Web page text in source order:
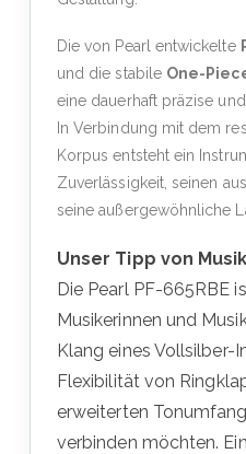
Die von Pearl entwickelte
und die stabile One-
eine dauerhaft präzise
In Verbindung mit dem
Korpus entsteht ein
Zuverlässigkeit, seinen
seine außergewöhnliche
Unser Tipp von
Die Pearl PF-665RBE
Musikerinnen und
Klang eines Vollsilber-
Flexibilität von
erweiterten
verbinden möchten.